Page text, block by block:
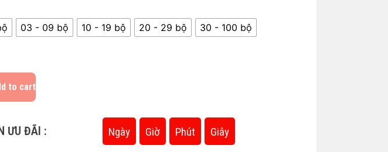
03 - 09 bộ 10 - 19 bộ 20 - 29 bộ 30 - 100 bộ
to cart
ƯU ĐÃI : Ngày Giờ Phút Giây